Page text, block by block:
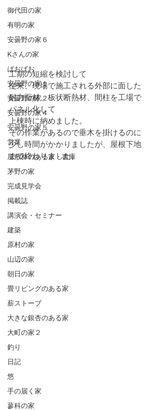
御代田の家
有明の家
安曇野の家６
Kさんの家
ぱおぱお
安曇野の家１
安曇野の家２
安曇野の家４
安曇野の家５
営業
屋敷林のある家・書庫
茅野の家
完成見学会
掲載誌
講演会・セミナー
建築
原村の家
山辺の家
朝日の家
畳リビングのある家
薪ストーブ
大きな銀杏のある家
大町の家２
釣り
日記
悠
手の届く家
蓼科の家
工期の短縮を検討して
従来、現場で施工される外部に面した
耐力面材、板状断熱材、間柱を工場で
パネル化して
上棟時に納めました。
その作業があるので垂木を掛けるのに
少し時間がかかりましたが、屋根下地
まで終わりました。